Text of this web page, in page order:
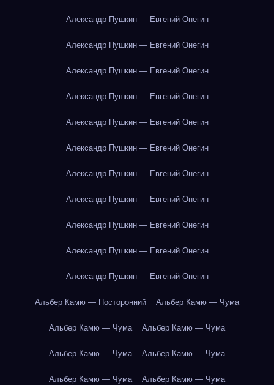
Александр Пушкин — Евгений Онегин
Александр Пушкин — Евгений Онегин
Александр Пушкин — Евгений Онегин
Александр Пушкин — Евгений Онегин
Александр Пушкин — Евгений Онегин
Александр Пушкин — Евгений Онегин
Александр Пушкин — Евгений Онегин
Александр Пушкин — Евгений Онегин
Александр Пушкин — Евгений Онегин
Александр Пушкин — Евгений Онегин
Александр Пушкин — Евгений Онегин
Альбер Камю — Посторонний Альбер Камю — Чума
Альбер Камю — Чума Альбер Камю — Чума
Альбер Камю — Чума Альбер Камю — Чума
Альбер Камю — Чума Альбер Камю — Чума